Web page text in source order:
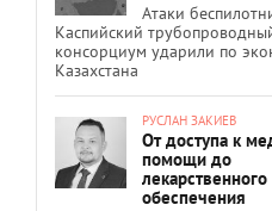
Атаки
Каспийский
консорциум ударили по
Казахстана
РУСЛАН ЗАКИЕВ
От доступа к
помощи до
лекарственного
обеспечения